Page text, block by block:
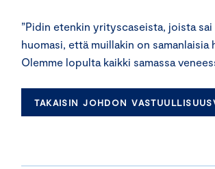
”Pidin etenkin yrityscaseista, joista
huomasi, että muillakin on
Olemme lopulta kaikki samassa
TAKAISIN JOHDON